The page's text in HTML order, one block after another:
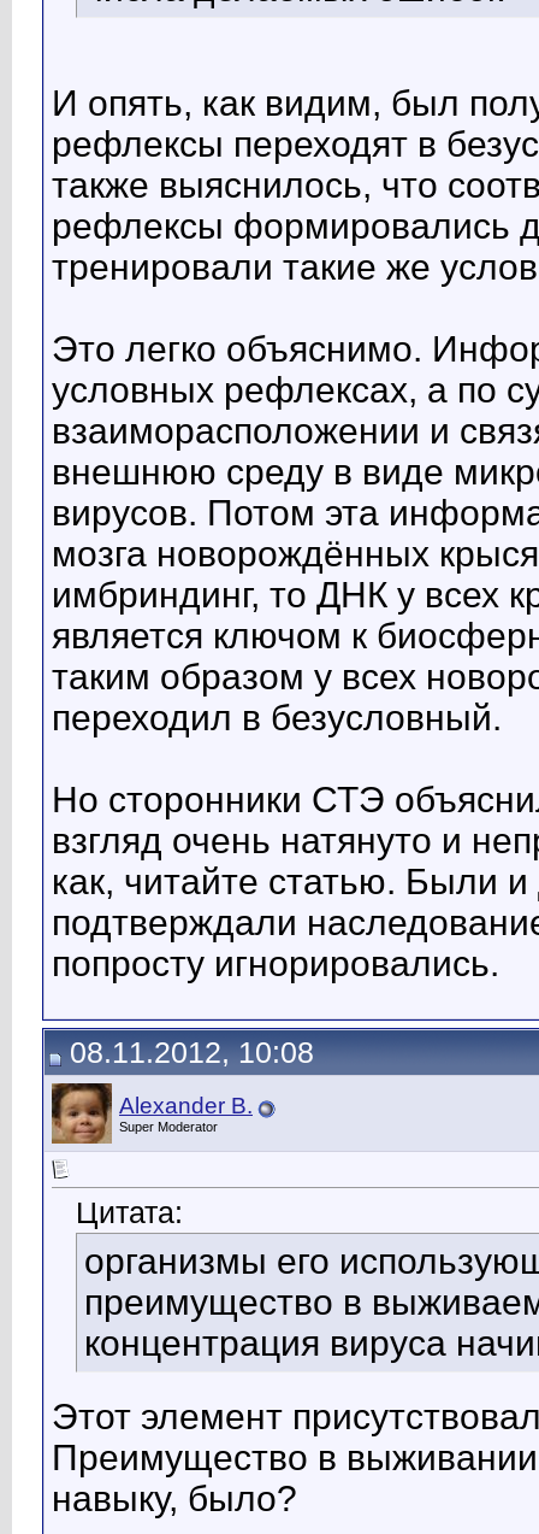
И опять, как видим, был
рефлексы переходят в
также выяснилось, что
рефлексы формировались
тренировали такие же
Это легко объяснимо.
условных рефлексах, а по
взаиморасположении и
внешнюю среду в виде
вирусов. Потом эта
мозга новорождённых
имбриндинг, то ДНК у всех
является ключом к
таким образом у всех
переходил в безусловный.
Но сторонники СТЭ
взгляд очень натянуто и
как, читайте статью. Были
подтверждали
попросту игнорировались.
08.11.2012, 10:08
Alexander B.
Super Moderator
Цитата:
организмы его
преимущество в
концентрация вируса
Этот элемент
Преимущество в выживании
навыку, было?